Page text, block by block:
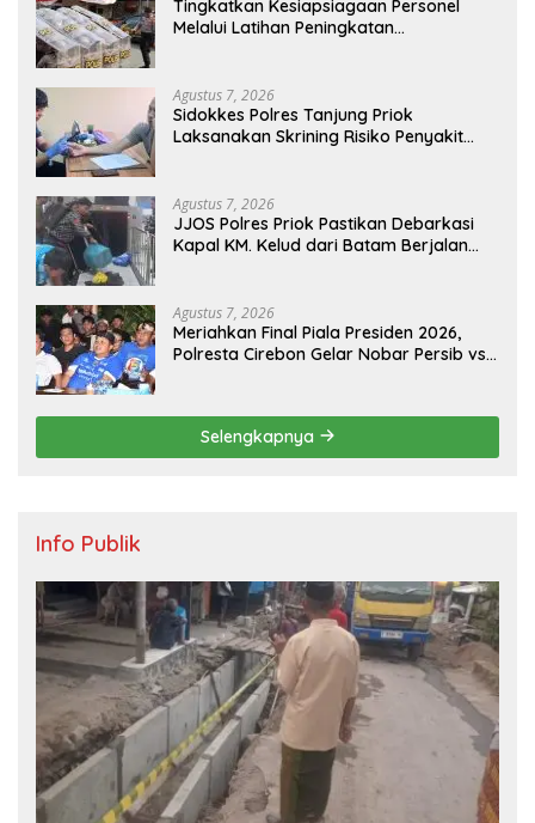
Tingkatkan Kesiapsiagaan Personel
Melalui Latihan Peningkatan
Agustus 7, 2026
Sidokkes Polres Tanjung Priok
Laksanakan Skrining Risiko Penyakit
Agustus 7, 2026
JJOS Polres Priok Pastikan Debarkasi
Kapal KM. Kelud dari Batam Berjalan
Agustus 7, 2026
Meriahkan Final Piala Presiden 2026,
Polresta Cirebon Gelar Nobar Persib vs
Selengkapnya
Info Publik